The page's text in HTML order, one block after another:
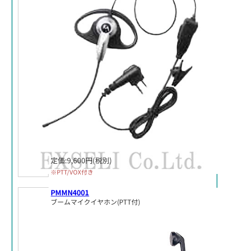
定価:9,600円(税別)
※PTT/VOX付き
PMMN4001
ブームマイクイヤホン(PTT付)